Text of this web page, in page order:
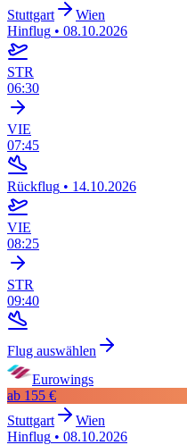
Stuttgart
Wien
Hinflug • 08.10.2026
STR
06:30
VIE
07:45
Rückflug • 14.10.2026
VIE
08:25
STR
09:40
Flug auswählen
Eurowings
ab 155 €
Stuttgart
Wien
Hinflug • 08.10.2026